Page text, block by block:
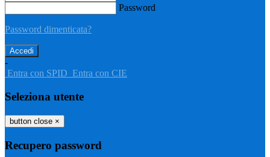
Password
Password dimenticata?
-
Entra con SPID Entra con CIE
Seleziona utente
button close ×
Recupero password